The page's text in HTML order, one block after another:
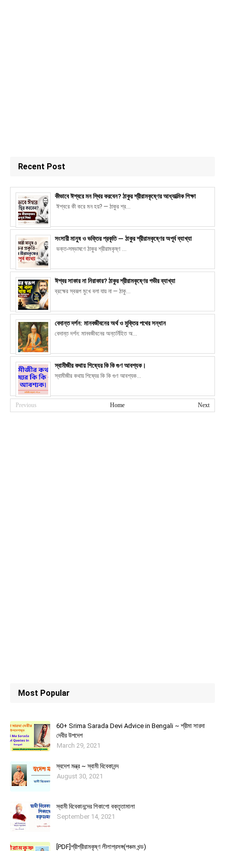
Recent Post
কীভাবে ঈশ্বরে মন স্থির করবেন? ঠাকুর শ্রীরামকৃষ্ণের আধ্যাত্মিক শিক্ষা
ঈশ্বরে কী করে মন হয়? — ঠাকুর শ্র...
সংসারী মানুষ ও ভক্তির প্রকৃতি — ঠাকুর শ্রীরামকৃষ্ণের অপূর্ব ব্যাখ্যা
ভক্ত-সম্ভাষণে ঠাকুর শ্রীরামকৃষ্ণ ...
ঈশ্বর সাকার না নিরাকার? ঠাকুর শ্রীরামকৃষ্ণের গভীর ব্যাখ্যা
ব্রহ্মের স্বরূপ মুখে বলা যায় না — ঠাকু...
বেদান্ত দর্শন: মানবজীবনের অর্থ ও মুক্তির পথের সন্ধান
বেদান্ত দর্শন: মানবজীবনের অন্তর্নিহিত অ...
স্বামীজীর কথায় শিষ্যের কি কি গুণ আবশ্যক।
স্বামীজীর কথায় শিষ্যের কি কি গুণ আবশ্যক...
Previous Next
Home
Most Popular
60+ Srima Sarada Devi Advice in Bengali ~ শ্রীমা সারদা
দেবীর উপদেশ
March 29, 2021
স্বদেশ মন্ত্র ~ স্বামী বিবেকানন্দ
August 30, 2021
স্বামী বিবেকানন্দের শিকাগাে বক্তৃতামালা
September 14, 2021
[PDF]শ্রীশ্রীরামকৃষ্ণ লীলাপ্রসঙ্গ(পঞ্চম খন্ড)